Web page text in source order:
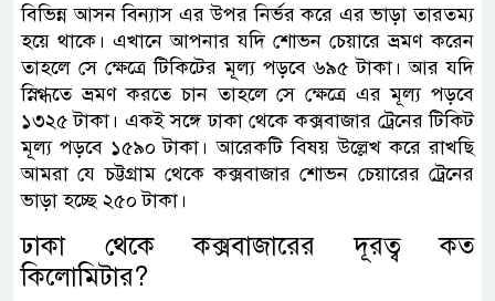
বিভিন্ন আসন বিন্যাস এর উপর নির্ভর করে এর ভাড়া তারতম্য
হয়ে থাকে। এখানে আপনার যদি শোভন চেয়ারে ভ্রমণ করেন
তাহলে সে ক্ষেত্রে টিকিটের মূল্য পড়বে ৬৯৫ টাকা। আর যদি
স্নিগ্ধতে ভ্রমণ করতে চান তাহলে সে ক্ষেত্রে এর মূল্য পড়বে
১৩২৫ টাকা। একই সঙ্গে ঢাকা থেকে কক্সবাজার ট্রেনের টিকিট
মূল্য পড়বে ১৫৯০ টাকা। আরেকটি বিষয় উল্লেখ করে রাখছি
আমরা যে চট্টগ্রাম থেকে কক্সবাজার শোভন চেয়ারের ট্রেনের
ভাড়া হচ্ছে ২৫০ টাকা।
ঢাকা থেকে কক্সবাজারের দূরত্ব কত
কিলোমিটার?